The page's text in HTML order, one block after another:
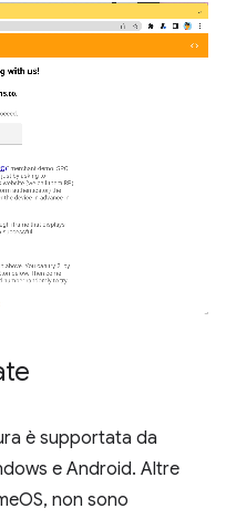
è supportata da
e Android. Altre
non sono